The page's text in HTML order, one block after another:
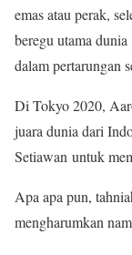
emas atau perak,
beregu utama
dalam pertarungan
Di Tokyo 2020,
juara dunia dari
Setiawan untuk
Apa apa pun,
mengharumkan